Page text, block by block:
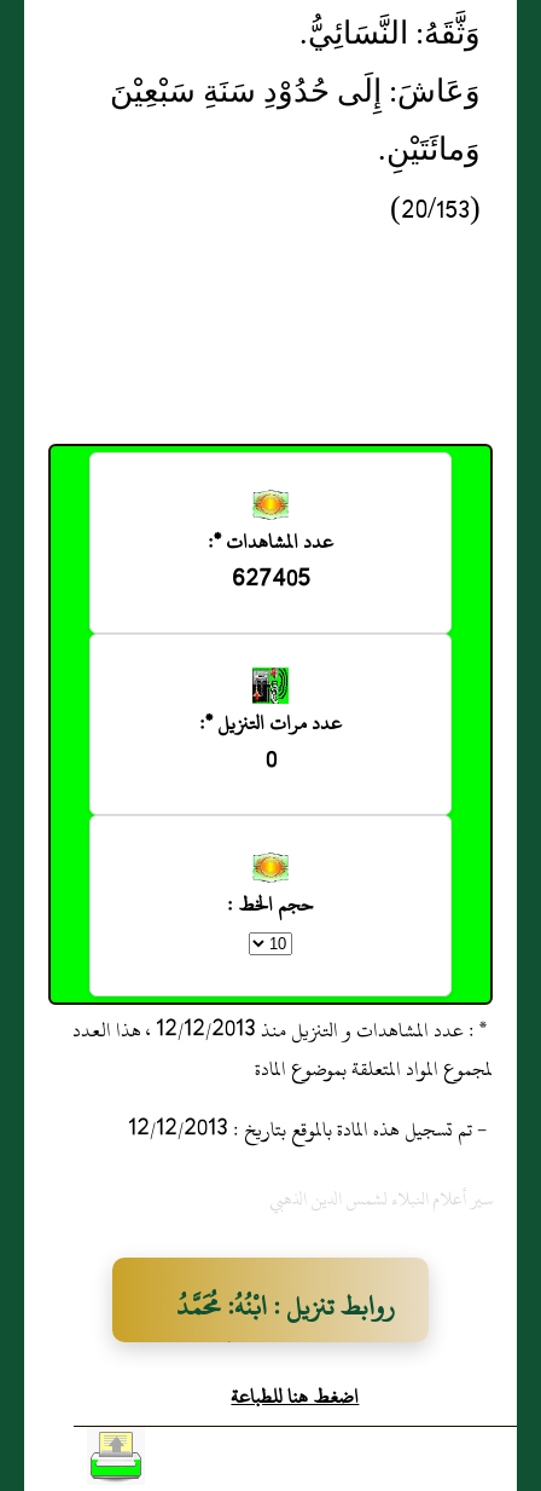
وَثَّقَهُ: النَّسَائِيُّ.
وَعَاشَ: إِلَى حُدُوْدِ سَنَةِ سَبْعِيْنَ
وَمائَتَيْنِ.
(20/153)
عدد المشاهدات *:
627405
عدد مرات التنزيل *:
0
حجم الخط :
* : عدد المشاهدات و التنزيل منذ 12/12/2013 ، هذا العدد
لمجموع المواد المتعلقة بموضوع المادة
- تم تسجيل هذه المادة بالموقع بتاريخ : 12/12/2013
سير أعلام النبلاء لشمس الدين الذهبي
روابط تنزيل : ابْنُهُ: مُحَمَّدُ
بنُ خَالِدِ بنِ خَلِيٍّ الحِمْصِيُّ
(س)اضغط هنا للطباعة